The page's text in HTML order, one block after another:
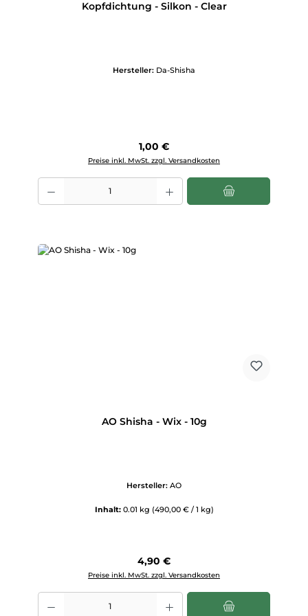
Kopfdichtung - Silkon - Clear
Hersteller: Da-Shisha
Regulärer Preis:
1,00 €
Preise inkl. MwSt. zzgl. Versandkosten
Produkt Anzahl: Gib den gewünschten Wert ein oder benutze die
AO Shisha - Wix - 10g
Hersteller: AO
Inhalt: 0.01 kg (490,00 € / 1 kg)
Regulärer Preis:
4,90 €
Preise inkl. MwSt. zzgl. Versandkosten
Produkt Anzahl: Gib den gewünschten Wert ein oder benutze die